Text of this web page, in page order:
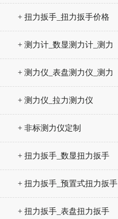
+ 扭力扳手_扭力扳手价格
+ 测力计_数显测力计_测力
仪
+ 测力仪_表盘测力仪_测力
计
+ 测力仪_拉力测力仪
+ 非标测力仪定制
+ 扭力扳手_数显扭力扳手
+ 扭力扳手_预置式扭力扳手
+ 扭力扳手_表盘扭力扳手